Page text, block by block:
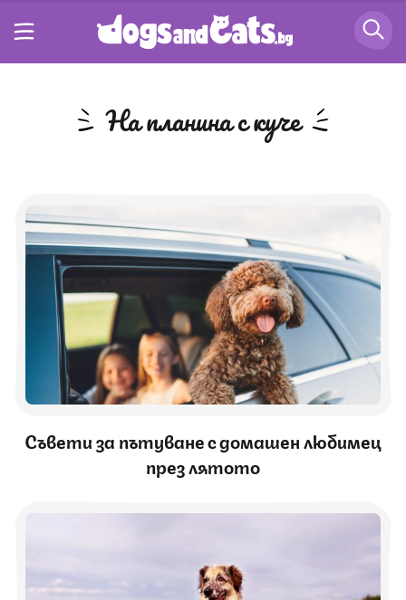
на планина с куче
Съвети за пътуване с домашен любимец
през лятото